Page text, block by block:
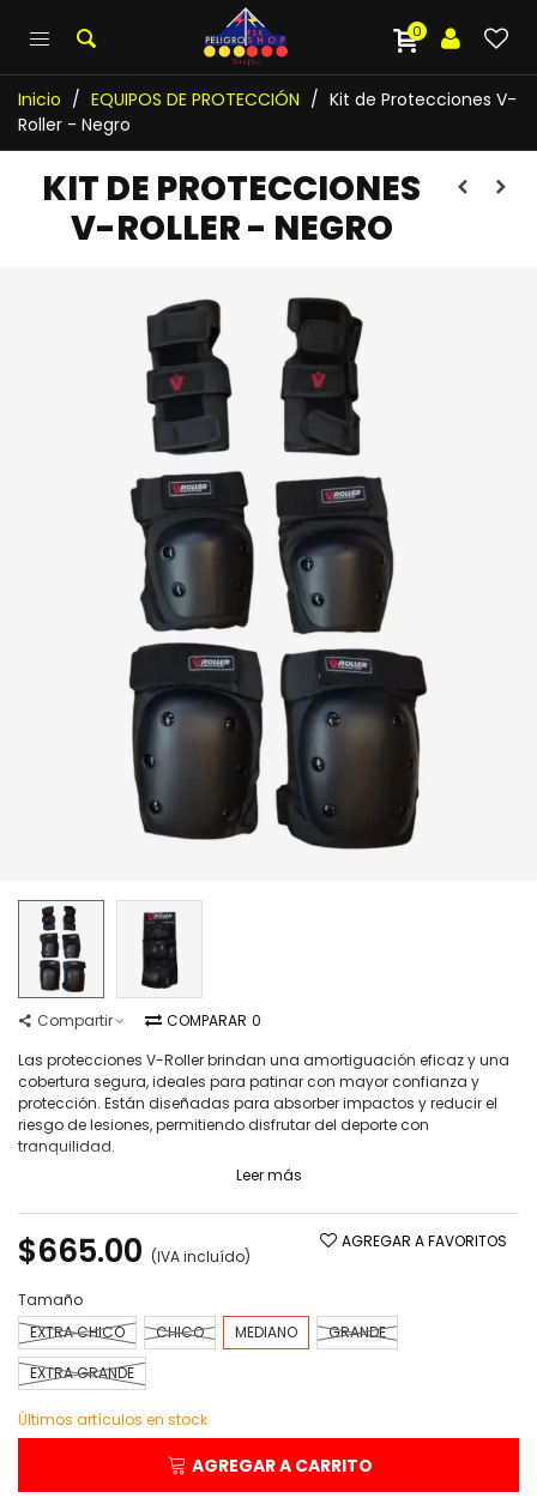
0
Inicio / EQUIPOS DE PROTECCIÓN / Kit de Protecciones V-
Roller - Negro
KIT DE PROTECCIONES
V-ROLLER - NEGRO
Compartir COMPARAR 0
Las protecciones V-Roller brindan una amortiguación eficaz y una
cobertura segura, ideales para patinar con mayor confianza y
protección. Están diseñadas para absorber impactos y reducir el
riesgo de lesiones, permitiendo disfrutar del deporte con
tranquilidad.
Fabricadas con materiales duraderos y de alta calidad, combinan
funcionalidad y estilo, ofreciendo diseños modernos que se
adaptan a tu equipo y personalidad mientras practicas tus
actividades favoritas.
Leer más
$665.00 (IVA incluído)
AGREGAR A FAVORITOS
Tamaño
EXTRA CHICO
CHICO MEDIANO
GRANDE
EXTRA GRANDE
Últimos artículos en stock
AGREGAR A CARRITO